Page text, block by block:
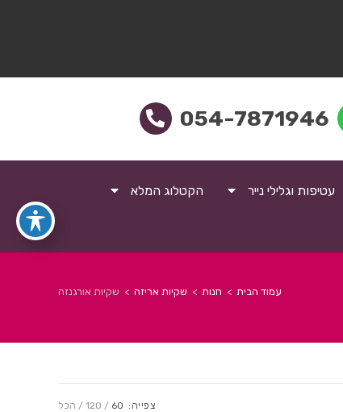
054-7871946
עטיפות וגלילי נייר הקטלוג המלא
עמוד הבית > חנות > שקיות אריזה > שקיות אורגנזה
צפייה: 60
120 הכל